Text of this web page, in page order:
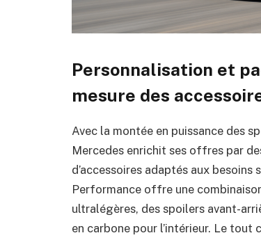
Personnalisation et
mesure des
Avec la montée en puissance des
Mercedes enrichit ses offres par
d’accessoires adaptés aux
Performance offre une
ultralégères, des spoilers avant-
en carbone pour l’intérieur. Le tout